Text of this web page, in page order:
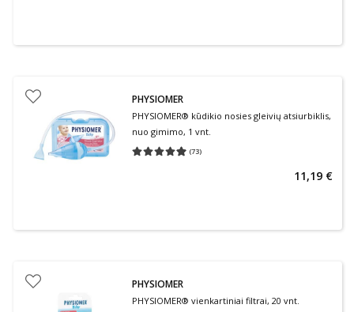
PHYSIOMER
PHYSIOMER® kūdikio nosies gleivių atsiurbiklis,
nuo gimimo, 1 vnt.
(73)
Vidutinis įvertinimas 4.97
11,19 €
PHYSIOMER
PHYSIOMER® vienkartiniai filtrai, 20 vnt.